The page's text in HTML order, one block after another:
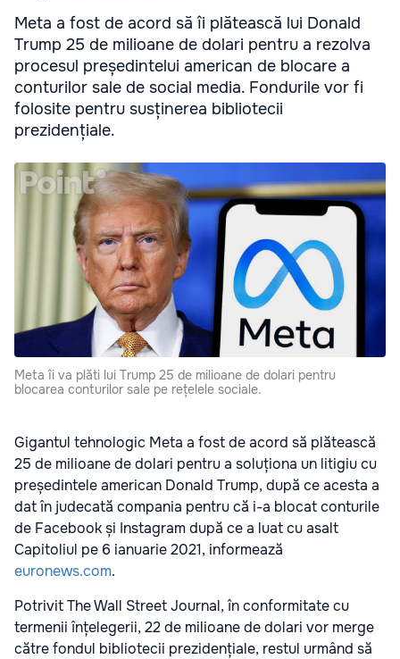
Meta a fost de acord să îi plătească lui Donald
Trump 25 de milioane de dolari pentru a rezolva
procesul președintelui american de blocare a
conturilor sale de social media. Fondurile vor fi
folosite pentru susținerea bibliotecii
prezidențiale.
Meta îi va plăti lui Trump 25 de milioane de dolari pentru
blocarea conturilor sale pe rețelele sociale.
Gigantul tehnologic Meta a fost de acord să plătească
25 de milioane de dolari pentru a soluționa un litigiu cu
președintele american Donald Trump, după ce acesta a
dat în judecată compania pentru că i-a blocat conturile
de Facebook și Instagram după ce a luat cu asalt
Capitoliul pe 6 ianuarie 2021, informează
euronews.com.
Potrivit The Wall Street Journal, în conformitate cu
termenii înțelegerii, 22 de milioane de dolari vor merge
către fondul bibliotecii prezidențiale, restul urmând să